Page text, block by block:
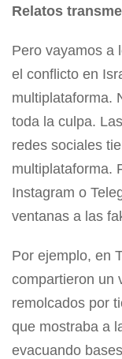
Relatos
Pero vayamos a
el conflicto en
multiplataforma.
toda la culpa.
redes sociales
multiplataforma.
Instagram o
ventanas a las
Por ejemplo, en
compartieron un
remolcados por
que mostraba a
evacuando